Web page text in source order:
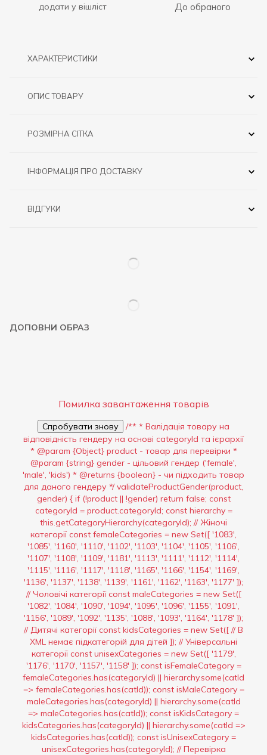
додати у вішліст До обраного
ХАРАКТЕРИСТИКИ
ОПИС ТОВАРУ
РОЗМІРНА СІТКА
ІНФОРМАЦІЯ ПРО ДОСТАВКУ
ВІДГУКИ
ДОПОВНИ ОБРАЗ
Помилка завантаження товарів
Спробувати знову
/** * Валідація товару на
відповідність гендеру на основі categoryId та ієрархії
* @param {Object} product - товар для перевірки *
@param {string} gender - цільовий гендер ('female',
'male', 'kids') * @returns {boolean} - чи підходить товар
для даного гендеру */ validateProductGender(product,
gender) { if (!product || !gender) return false; const
categoryId = product.categoryId; const hierarchy =
this.getCategoryHierarchy(categoryId); // Жіночі
категорії const femaleCategories = new Set([ '1083',
'1085', '1160', '1110', '1102', '1103', '1104', '1105', '1106',
'1107', '1108', '1109', '1181', '1113', '1111', '1112', '1114',
'1115', '1116', '1117', '1118', '1165', '1166', '1154', '1169',
'1136', '1137', '1138', '1139', '1161', '1162', '1163', '1177' ]);
// Чоловічі категорії const maleCategories = new Set([
'1082', '1084', '1090', '1094', '1095', '1096', '1155', '1091',
'1156', '1089', '1092', '1135', '1088', '1093', '1164', '1178' ]);
// Дитячі категорії const kidsCategories = new Set([ // В
XML немає підкатегорій для дітей ]); // Універсальні
категорії const unisexCategories = new Set([ '1179',
'1176', '1170', '1157', '1158' ]); const isFemaleCategory =
femaleCategories.has(categoryId) || hierarchy.some(catId
=> femaleCategories.has(catId)); const isMaleCategory =
maleCategories.has(categoryId) || hierarchy.some(catId
=> maleCategories.has(catId)); const isKidsCategory =
kidsCategories.has(categoryId) || hierarchy.some(catId =>
kidsCategories.has(catId)); const isUnisexCategory =
unisexCategories.has(categoryId); // Перевірка